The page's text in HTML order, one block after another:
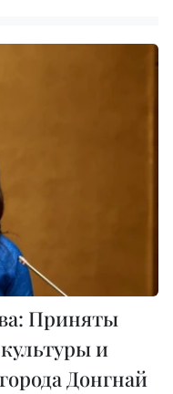
Приняты
и
Донгнай